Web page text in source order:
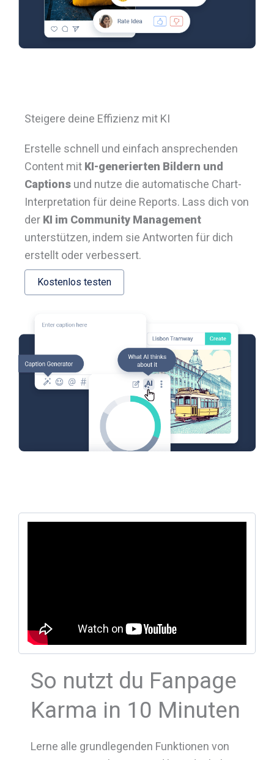
Steigere deine Effizienz mit KI
Erstelle schnell und einfach ansprechenden
Content mit KI-generierten Bildern und
Captions und nutze die automatische Chart-
Interpretation für deine Reports. Lass dich von
der KI im Community Management
unterstützen, indem sie Antworten für dich
erstellt oder verbessert.
Kostenlos testen
So nutzt du Fanpage
Karma in 10 Minuten
Lerne alle grundlegenden Funktionen von